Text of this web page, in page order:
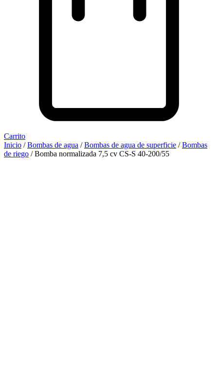
Carrito
Inicio /Bombas de agua /Bombas de agua de superficie /Bombas
de riego / Bomba normalizada 7,5 cv CS-S 40-200/55